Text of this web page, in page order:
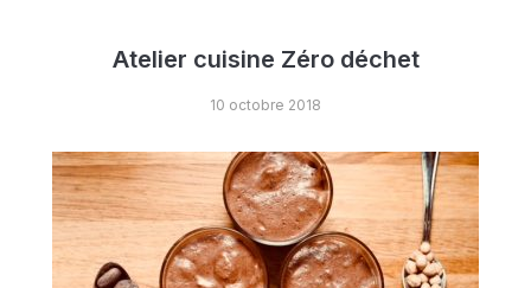
Atelier cuisine Zéro déchet
10 octobre 2018